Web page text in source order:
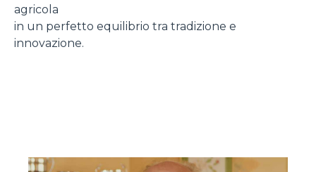
agricola
in un perfetto equilibrio tra tradizione e
innovazione.